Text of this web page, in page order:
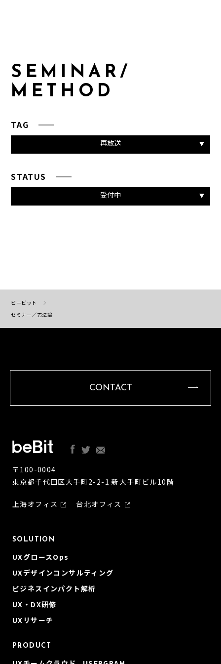
S E M I NA R /
M E T H O D
STATUS
受付中
TAG
再放送
ビービット
セミナー／方法論
CONTACT
〒100-0004
東京都千代田区大手町2-2-1 新大手町ビル10階
上海オフィス 台北オフィス
SOLUTION
UXグロースOps
UXデザインコンサルティング
ビジネスインパクト解析
UX・DX研修
UXリサーチ
PRODUCT